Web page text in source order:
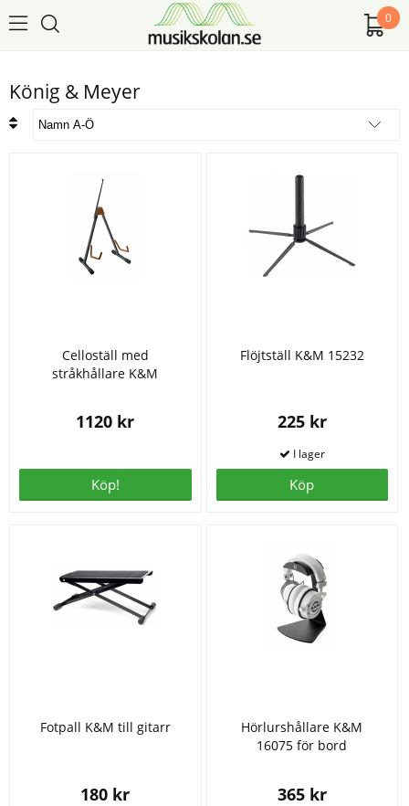
0
König & Meyer
Celloställ med
stråkhållare K&M
1120 kr
Köp!
Flöjtställ K&M 15232
225 kr
Köp
Fotpall K&M till gitarr
180 kr
Hörlurshållare K&M
16075 för bord
365 kr